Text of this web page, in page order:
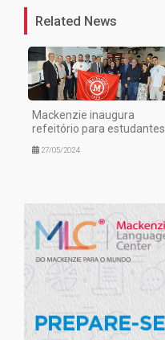
Related News
Mackenzie inaugura
refeitório para estudantes
27/05/2024